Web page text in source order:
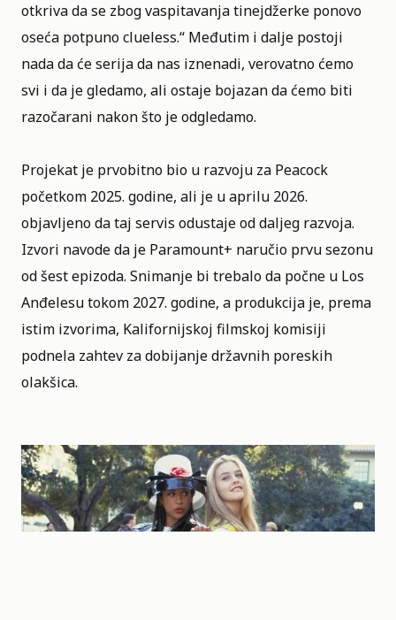
otkriva da se zbog vaspitavanja tinejdžerke ponovo
oseća potpuno clueless.“ Međutim i dalje postoji
nada da će serija da nas iznenadi, verovatno ćemo
svi i da je gledamo, ali ostaje bojazan da ćemo biti
razočarani nakon što je odgledamo.
Projekat je prvobitno bio u razvoju za Peacock
početkom 2025. godine, ali je u aprilu 2026.
objavljeno da taj servis odustaje od daljeg razvoja.
Izvori navode da je Paramount+ naručio prvu sezonu
od šest epizoda. Snimanje bi trebalo da počne u Los
Anđelesu tokom 2027. godine, a produkcija je, prema
istim izvorima, Kalifornijskoj filmskoj komisiji
podnela zahtev za dobijanje državnih poreskih
olakšica.